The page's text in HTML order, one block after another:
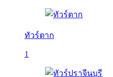
ทัวร์ตาก
1